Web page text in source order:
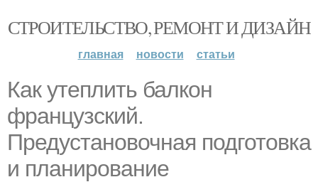
СТРОИТЕЛЬСТВО, РЕМОНТ И ДИЗАЙН
главная новости статьи
Как утеплить балкон
французский.
Предустановочная подготовка
и планирование